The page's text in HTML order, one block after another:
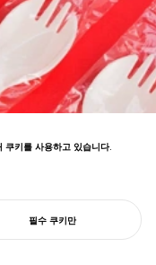
나의 박스가 생존 도구와 정보를
지역 산업을 창출합니다.
쿠키를 사용하고 있습니다.
필수 쿠키만